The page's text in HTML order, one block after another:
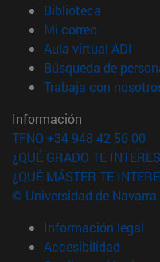
Biblioteca
Mi correo(abre en
Aula virtual ADI
Búsqueda de
Trabaja con
Información
TFNO +34 948 42 56 00
¿QUÉ GRADO TE
¿QUÉ MÁSTER TE
© Universidad de Navarra
Información legal
Accesibilidad